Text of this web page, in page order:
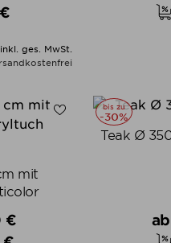
ges. MwSt.
mit
€
bis zu
-30%
Teak Ø
ab